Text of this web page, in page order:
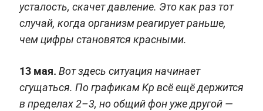
усталость, скачет давление. Это как раз тот
случай, когда организм реагирует раньше,
чем цифры становятся красными.
13 мая. Вот здесь ситуация начинает
сгущаться. По графикам Kp всё ещё держится
в пределах 2–3, но общий фон уже другой —